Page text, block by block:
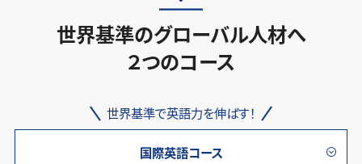
世界基準のグローバル人材へ
２つのコース
世界基準で英語力を伸ばす！
国際英語コース